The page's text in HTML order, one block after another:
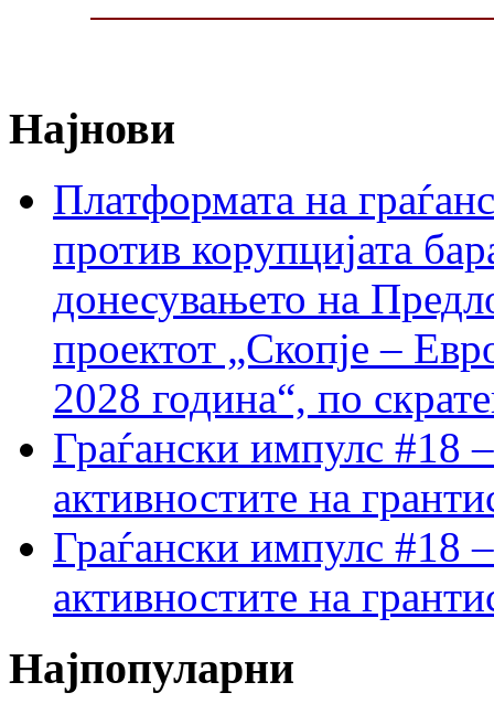
Најнови
Платформата на
против корупцијата
донесувањето на
проектот „Скопје –
2028 година“, по
Граѓански импулс #18
активностите на
Граѓански импулс #18
активностите на
Најпопуларни